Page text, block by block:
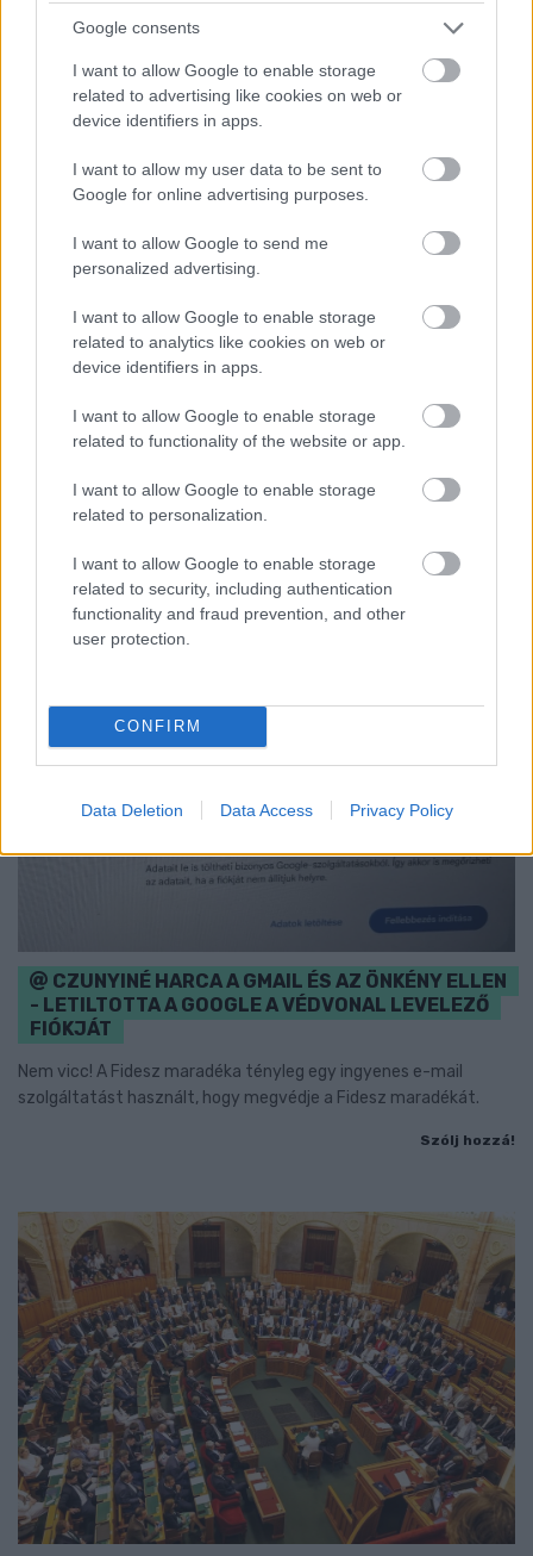
Google consents
I want to allow Google to enable storage
related to advertising like cookies on web or
device identifiers in apps.
I want to allow my user data to be sent to
Google for online advertising purposes.
I want to allow Google to send me
personalized advertising.
I want to allow Google to enable storage
related to analytics like cookies on web or
device identifiers in apps.
I want to allow Google to enable storage
related to functionality of the website or app.
I want to allow Google to enable storage
related to personalization.
I want to allow Google to enable storage
related to security, including authentication
functionality and fraud prevention, and other
user protection.
CONFIRM
Data Deletion Data Access Privacy Policy
A RÓMAIAKTÓL AZ AGYAGKATONÁKIG –
TÁRLATVEZETÉSEK, WORKSHOP ÉS
KÖZÖNSÉGTALÁLKOZÓ VÁRJA A LÁTOGATÓKAT A
GYŐRI RÓMER MÚZEUMBAN
Ingyenes programokkal és különleges kiállításokkal készülnek a
– Kőtár is díjmentesen látogatható.
CZUNYINÉ HARCA A GMAIL ÉS AZ ÖNKÉNY ELLEN
- LETILTOTTA A GOOGLE A VÉDVONAL LEVELEZŐ
FIÓKJÁT
Nem vicc! A Fidesz maradéka tényleg egy ingyenes e-mail
szolgáltatást használt, hogy megvédje a Fidesz maradékát.
Szólj hozzá!